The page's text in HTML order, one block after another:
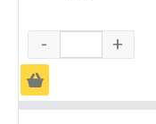
- +
Ä